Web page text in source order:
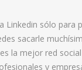
Linkedin sólo para
sacarle
la mejor red
y